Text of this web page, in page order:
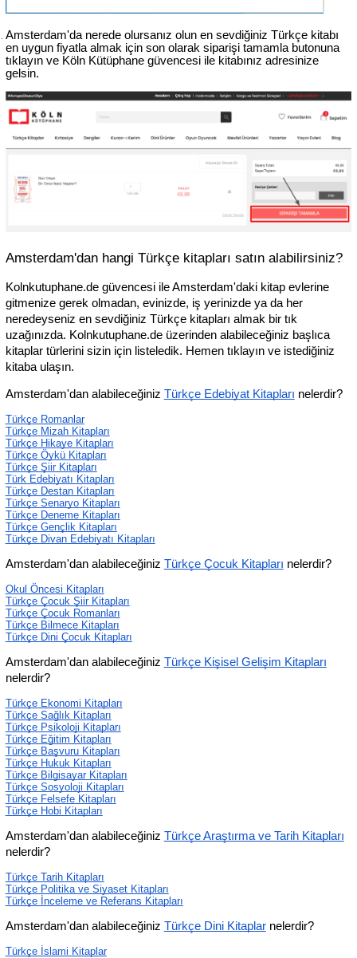
Amsterdam'da nerede olursanız olun en sevdiğiniz Türkçe kitabı
en uygun fiyatla almak için son olarak siparişi tamamla butonuna
tıklayın ve Köln Kütüphane güvencesi ile kitabınız adresinize
gelsin.
Amsterdam'dan hangi Türkçe kitapları satın alabilirsiniz?
Kolnkutuphane.de güvencesi ile Amsterdam'daki kitap evlerine
gitmenize gerek olmadan, evinizde, iş yerinizde ya da her
neredeyseniz en sevdiğiniz Türkçe kitapları almak bir tık
uzağınızda. Kolnkutuphane.de üzerinden alabileceğiniz başlıca
kitaplar türlerini sizin için listeledik. Hemen tıklayın ve istediğiniz
kitaba ulaşın.
Amsterdam'dan alabileceğiniz Türkçe Edebiyat Kitapları nelerdir?
Türkçe Romanlar
Türkçe Mizah Kitapları
Türkçe Hikaye Kitapları
Türkçe Öykü Kitapları
Türkçe Şiir Kitapları
Türk Edebiyatı Kitapları
Türkçe Destan Kitapları
Türkçe Senaryo Kitapları
Türkçe Deneme Kitapları
Türkçe Gençlik Kitapları
Türkçe Divan Edebiyatı Kitapları
Amsterdam'dan alabileceğiniz Türkçe Çocuk Kitapları nelerdir?
Okul Öncesi Kitapları
Türkçe Çocuk Şiir Kitapları
Türkçe Çocuk Romanları
Türkçe Bilmece Kitapları
Türkçe Dini Çocuk Kitapları
Amsterdam'dan alabileceğiniz Türkçe Kişisel Gelişim Kitapları
nelerdir?
Türkçe Ekonomi Kitapları
Türkçe Sağlık Kitapları
Türkçe Psikoloji Kitapları
Türkçe Eğitim Kitapları
Türkçe Başvuru Kitapları
Türkçe Hukuk Kitapları
Türkçe Bilgisayar Kitapları
Türkçe Sosyoloji Kitapları
Türkçe Felsefe Kitapları
Türkçe Hobi Kitapları
Amsterdam'dan alabileceğiniz Türkçe Araştırma ve Tarih Kitapları
nelerdir?
Türkçe Tarih Kitapları
Türkçe Politika ve Siyaset Kitapları
Türkçe İnceleme ve Referans Kitapları
Amsterdam'dan alabileceğiniz Türkçe Dini Kitaplar nelerdir?
Türkçe İslami Kitaplar